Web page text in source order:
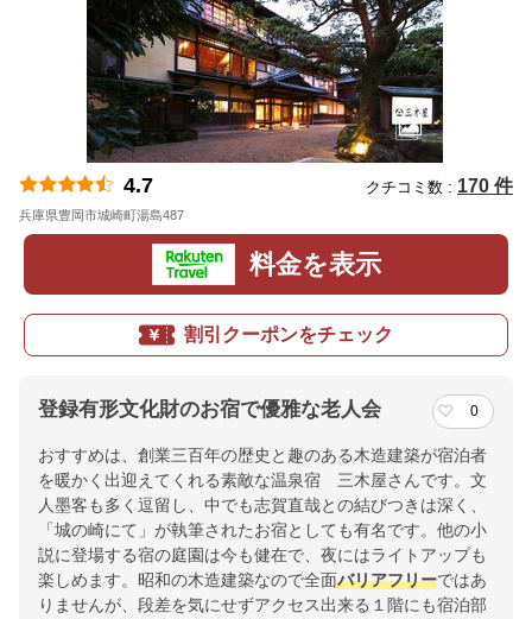
4.7 クチコミ数 : 170 件
兵庫県豊岡市城崎町湯島487
料金を表示
割引クーポンをチェック
登録有形文化財のお宿で優雅な老人会 0
おすすめは、創業三百年の歴史と趣のある木造建築が宿泊者
を暖かく出迎えてくれる素敵な温泉宿 三木屋さんです。文
人墨客も多く逗留し、中でも志賀直哉との結びつきは深く、
「城の崎にて」が執筆されたお宿としても有名です。他の小
説に登場する宿の庭園は今も健在で、夜にはライトアップも
楽しめます。昭和の木造建築なので全面バリアフリーではあ
りませんが、段差を気にせずアクセス出来る１階にも宿泊部